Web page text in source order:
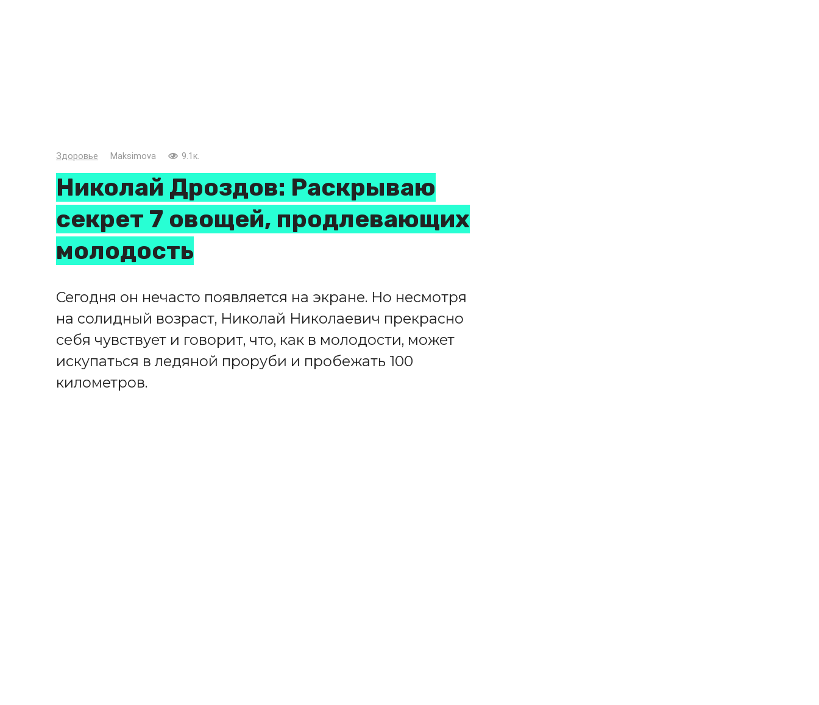
Здоровье Maksimova 9.1к.
Николай Дроздов: Раскрываю
секрет 7 овощей, продлевающих
молодость
Сегодня он нечасто появляется на экране. Но несмотря
на солидный возраст, Николай Николаевич прекрасно
себя чувствует и говорит, что, как в молодости, может
искупаться в ледяной проруби и пробежать 100
километров.